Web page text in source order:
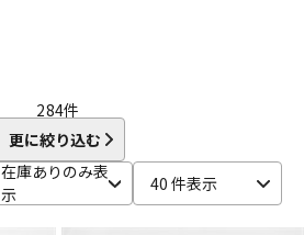
ウクレレ
284件
更に絞り込む
在庫ありのみ表
示
40 件表示